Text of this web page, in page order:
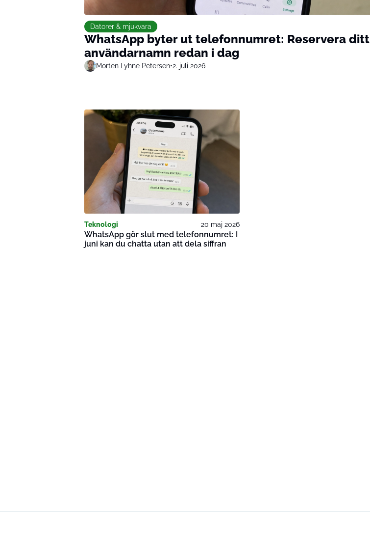
Datorer & mjukvara
WhatsApp byter ut telefonnumret: Reservera ditt
användarnamn redan i dag
Morten Lyhne Petersen•2. juli 2026
Teknologi 20 maj 2026
WhatsApp gör slut med telefonnumret: I
juni kan du chatta utan att dela siffran